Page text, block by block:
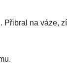
na váze,